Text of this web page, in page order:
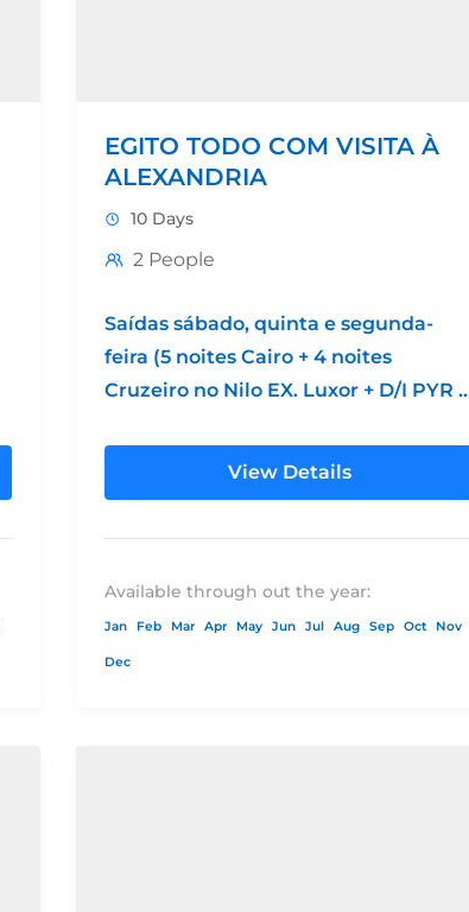
EGITO TODO COM VISITA À
ALEXANDRIA
10 Days
2 People
Saídas sábado, quinta e segunda-
feira (5 noites Cairo + 4 noites
Cruzeiro no Nilo EX. Luxor + D/I PYR –
View Details
Available through out the year:
Jan Feb Mar Apr May Jun Jul Aug Sep Oct Nov
Dec